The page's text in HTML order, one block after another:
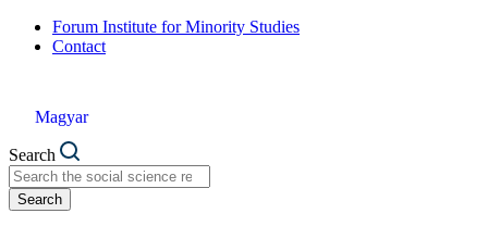
Forum Institute for Minority Studies
Contact
Magyar
Search
Search